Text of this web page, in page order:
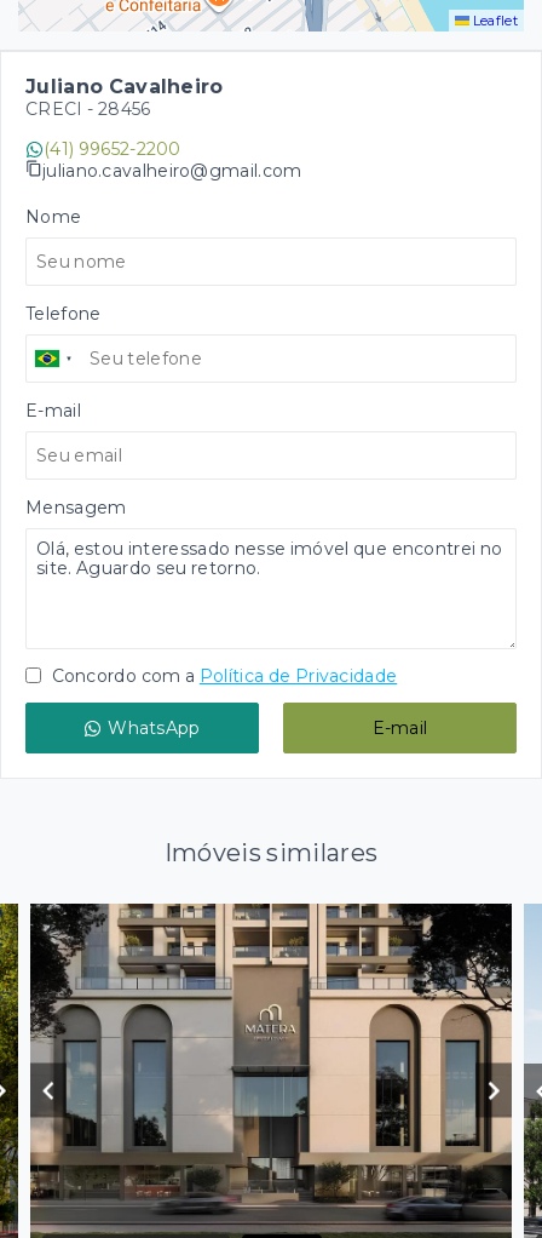
Leaflet
Juliano Cavalheiro
CRECI - 28456
(41) 99652-2200
juliano.cavalheiro@gmail.com
Nome
Telefone
E-mail
Mensagem
Concordo com a Política de Privacidade
WhatsApp E-mail
Imóveis similares